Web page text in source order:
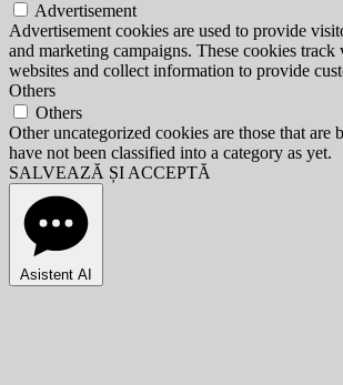
Advertisement
Advertisement cookies are used to provide
and marketing campaigns. These cookies track
websites and collect information to provide
Others
Others
Other uncategorized cookies are those that are
have not been classified into a category as yet.
SALVEAZĂ ȘI ACCEPTĂ
Asistent AI